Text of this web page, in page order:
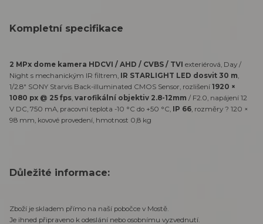
Kompletní specifikace
2 MPx dome kamera HDCVI / AHD / CVBS / TVI exteriérová, Day /
Night s mechanickým IR filtrem, IR STARLIGHT LED dosvit 30 m
1/2.8" SONY Starvis Back-illuminated CMOS Sensor, rozlišení 1920 ×
1080 px @ 25 fps varofikální objektiv 2.8-12mm / F2.0, napájení 12
V DC, 750 mA, pracovní teplota -10 °C do +50 °C, IP 66 , rozměry ? 120 ×
98 mm, kovové provedení, hmotnost 0,8 kg
Důležité informace:
Zboží je skladem přímo na naší pobočce v Mostě.
Je ihned připraveno k odeslání nebo osobnímu vyzvednutí.